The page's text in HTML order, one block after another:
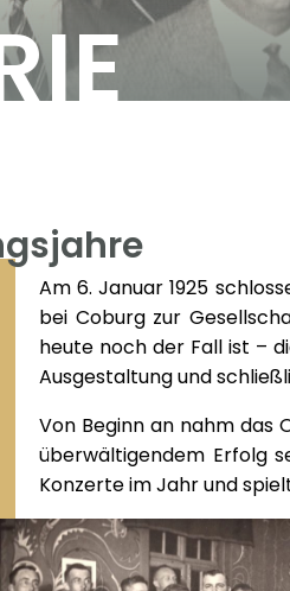
Am 6. Januar 1925
bei Coburg zur
heute noch der Fall ist –
Ausgestaltung und
Von Beginn an nahm das
überwältigendem Erfolg
Konzerte im Jahr und